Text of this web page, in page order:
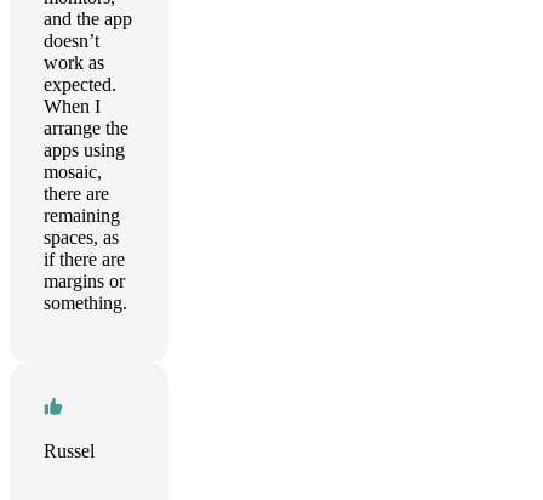
and the app
doesn’t
work as
expected.
When I
arrange the
apps using
mosaic,
there are
remaining
spaces, as
if there are
margins or
something.
Russel